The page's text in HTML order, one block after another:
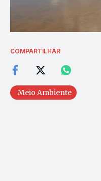
COMPARTILHAR
Meio Ambiente